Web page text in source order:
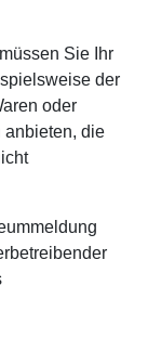
Sie Ihr
der
oder
anbieten, die